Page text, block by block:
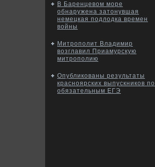
В Баренцевом море
обнаружена затонувшая
немецкая подлодка времен
войны
Митрополит Владимир
возглавил Приамурскую
митрополию
Опубликованы результаты
красноярских выпускников по
обязательным ЕГЭ